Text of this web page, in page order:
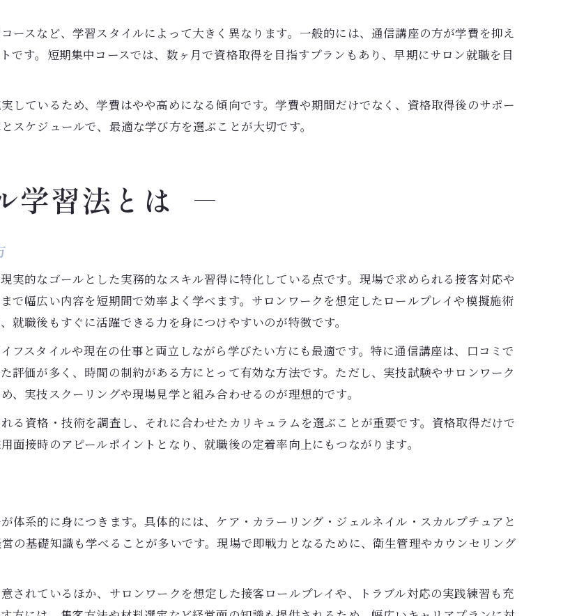
ースなど、学習スタイルによって大きく異なります。一般的には、通信講座の方が学費を抑え
です。短期集中コースでは、数ヶ月で資格取得を目指すプランもあり、早期にサロン就職を目
しているため、学費はやや高めになる傾向です。学費や期間だけでなく、資格取得後のサポー
スケジュールで、最適な学び方を選ぶことが大切です。
学習法とは
実的なゴールとした実務的なスキル習得に特化している点です。現場で求められる接客対応や
で幅広い内容を短期間で効率よく学べます。サロンワークを想定したロールプレイや模擬施術
職後もすぐに活躍できる力を身につけやすいのが特徴です。
フスタイルや現在の仕事と両立しながら学びたい方にも最適です。特に通信講座は、口コミで
評価が多く、時間の制約がある方にとって有効な方法です。ただし、実技試験やサロンワーク
実技スクーリングや現場見学と組み合わせるのが理想的です。
る資格・技術を調査し、それに合わせたカリキュラムを選ぶことが重要です。資格取得だけで
接時のアピールポイントとなり、就職後の定着率向上にもつながります。
体系的に身につきます。具体的には、ケア・カラーリング・ジェルネイル・スカルプチュアと
の基礎知識も学べることが多いです。現場で即戦力となるために、衛生管理やカウンセリング
されているほか、サロンワークを想定した接客ロールプレイや、トラブル対応の実践練習も充